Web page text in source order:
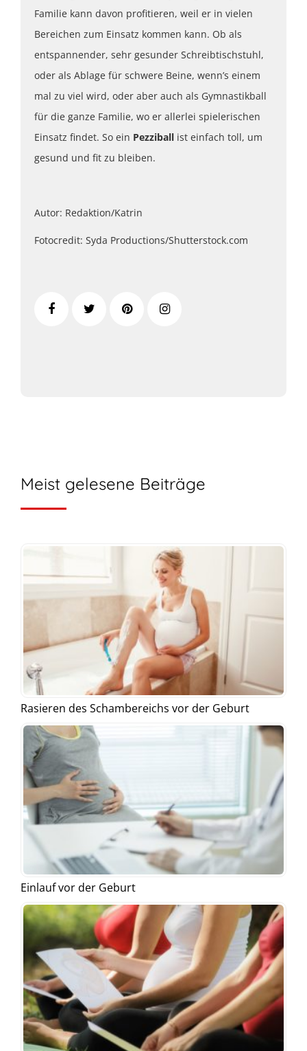
Familie kann davon profitieren, weil er in vielen
Bereichen zum Einsatz kommen kann. Ob als
entspannender, sehr gesunder Schreibtischstuhl,
oder als Ablage für schwere Beine, wenn’s einem
mal zu viel wird, oder aber auch als Gymnastikball
für die ganze Familie, wo er allerlei spielerischen
Einsatz findet. So ein Pezziball ist einfach toll, um
gesund und fit zu bleiben.
Autor: Redaktion/Katrin
Fotocredit: Syda Productions/Shutterstock.com
Meist gelesene Beiträge
Rasieren des Schambereichs vor der Geburt
Einlauf vor der Geburt